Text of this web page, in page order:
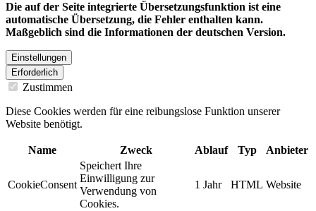
Die auf der Seite integrierte Übersetzungsfunktion ist eine
automatische Übersetzung, die Fehler enthalten kann.
Maßgeblich sind die Informationen der deutschen Version.
Einstellungen
Erforderlich
Zustimmen
Diese Cookies werden für eine reibungslose Funktion unserer
Website benötigt.
Name Zweck Ablauf Typ Anbieter
CookieConsent
Speichert Ihre
Einwilligung zur
Verwendung von
Cookies.
1 Jahr HTML Website